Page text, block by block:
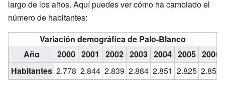
largo de los años. Aquí puedes ver cómo ha cambiado el
número de habitantes:
Variación demográfica de Palo-Blanco
Año
2000 2001 2002 2003 2004 2005 2006
Habitantes 2.778 2.844 2.839 2.884 2.851 2.825 2.852